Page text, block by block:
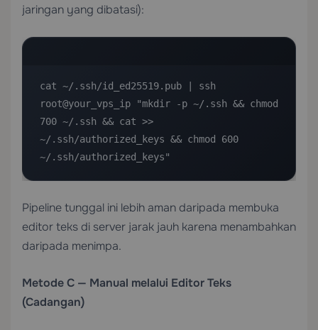
jaringan yang dibatasi):
cat ~/.ssh/id_ed25519.pub | ssh
root@your_vps_ip "mkdir -p ~/.ssh && chmod
700 ~/.ssh && cat >>
~/.ssh/authorized_keys && chmod 600
~/.ssh/authorized_keys"
Pipeline tunggal ini lebih aman daripada membuka
editor teks di server jarak jauh karena menambahkan
daripada menimpa.
Metode C — Manual melalui Editor Teks
(Cadangan)